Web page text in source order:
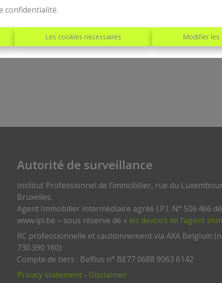
confidentialité.
Les cookies nécessaires Modifier les
Autorité de surveillance
Institut Professionnel de l’immobilier, rue du
Bruxelles.
Agent Immobilier intermédiaire agréé I.P.I. N° 506.466
www.ipi.be – sous réserve de « les devoirs de l’agent
RC professionnelle et cautionnement via AXA Belgium
730.390.160)
Compte de tiers : Belfius n° BE77 0688 9063 6142
Privacy statement - Disclaimer